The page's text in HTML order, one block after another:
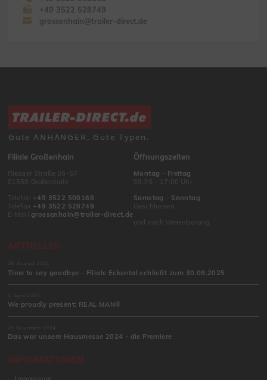
+49 3522 528749
grossenhain@trailer-direct.de
Gute ANHÄNGER, Gute Typen.
Filiale Großenhain
Riesaer Straße 55-57
01558 Großenhain
Telefon +49 3522 508168
Telefax +49 3522 528749
E-Mail grossenhain@trailer-direct.de
Öffnungszeiten
Montag
Freitag
08:30 – 17:00 Uhr
Samstag
Sonntag
Geschlossen
und nach Vereinbarung.
AKTUELLES
18. August 2025
Time to say goodbye - Filiale Eckental schließt zum 30.09.2025
1. April 2025
We proudly present: REAL MAN®
28. November 2024
Das war unsere Hausmesse 2024 - die Premiere
INFORMATIONEN